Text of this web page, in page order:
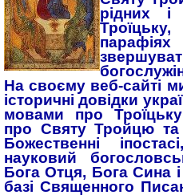
рідних
На своєму веб-сайті
історичні довідки
мовами про
про Святу Тройцю та
Божественні
науковий
Бога Отця, Бога Сина
базі Священного